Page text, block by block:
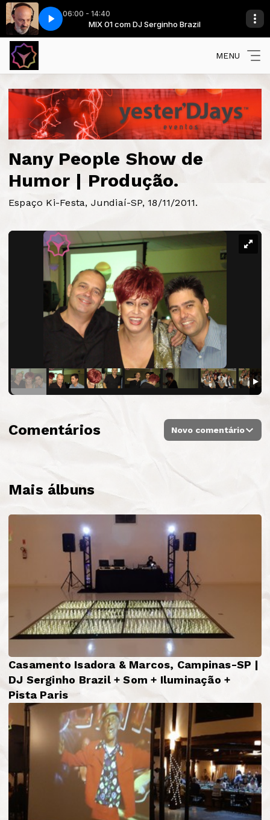
06:00 - 14:40
MIX 01 com DJ Serginho Brazil
Benassi Remix) Benni Bennassi - Born To Be Alive (Benny Benassi
MENU
Nany People Show de
Humor | Produção.
Espaço Ki-Festa, Jundiaí-SP, 18/11/2011.
Mais álbuns
Casamento Isadora & Marcos, Campinas-SP |
DJ Serginho Brazil + Som + Iluminação +
Pista Paris
Comentários Novo comentário